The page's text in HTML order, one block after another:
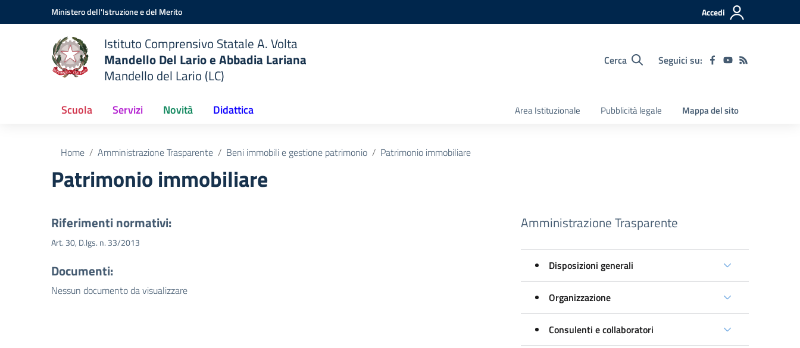
Vai ai contenuti
Vai al menu di navigazioneMinistero dell'Istruzione e del Merito Accedi
Istituto Comprensivo Statale A. Volta
Mandello Del Lario e Abbadia Lariana
Mandello del Lario (LC)
Cerca Seguici su:
Scuola Servizi Novità Didattica Area Istituzionale Pubblicità legale Mappa del sito
Home Amministrazione Trasparente Beni immobili e gestione patrimonio Patrimonio immobiliare
Patrimonio immobiliare
Riferimenti normativi:
Art. 30, D.lgs. n. 33/2013
Documenti:
Nessun documento da visualizzare
Amministrazione Trasparente
Disposizioni generali
Organizzazione
Consulenti e collaboratori